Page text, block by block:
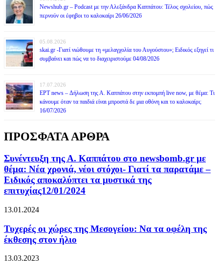
Newshub.gr – Podcast με την Αλεξάνδρα Καππάτου: Τέλος σχολείου, πώς
περνούν οι έφηβοι το καλοκαίρι 26/06/2026
05.08.2026
skai.gr -Γιατί νιώθουμε τη «μελαγχολία του Αυγούστου»; Ειδικός εξηγεί τι
συμβαίνει και πώς να το διαχειριστούμε 04/08/2026
17.07.2026
ΕΡΤ news – Δήλωση της Α. Καππάτου στην εκπομπή live now, με θέμα: Τι
κάνουμε όταν τα παιδιά είναι μπροστά δε μια οθόνη και το καλοκαίρι;
16/07/2026
ΠΡΟΣΦΑΤΑ ΑΡΘΡΑ
Συνέντευξη της Α. Καππάτου στο newsbomb.gr με
θέμα: Νέα χρονιά, νέοι στόχοι- Γιατί τα παρατάμε –
Ειδικός αποκαλύπτει τα μυστικά της
επιτυχίας12/01/2024
13.01.2024
Τυχερές οι χώρες της Μεσογείου: Να τα οφέλη της
έκθεσης στον ήλιο
13.03.2023